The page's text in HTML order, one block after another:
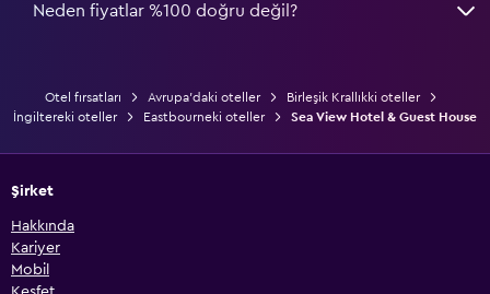
Neden fiyatlar %100 doğru değil?
Otel fırsatları Avrupa'daki oteller
Birleşik Krallıkki oteller
İngiltereki oteller
Eastbourneki oteller Sea View Hotel & Guest House
Şirket
Hakkında
Kariyer
Mobil